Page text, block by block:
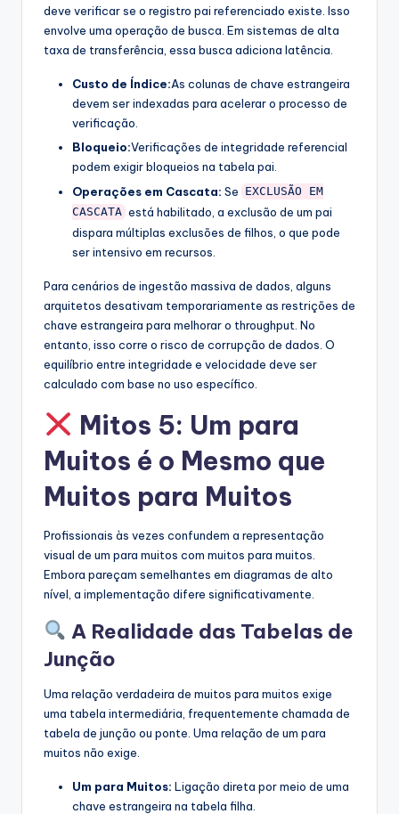
deve verificar se o registro pai referenciado existe. Isso
envolve uma operação de busca. Em sistemas de alta
taxa de transferência, essa busca adiciona latência.
Custo de Índice:As colunas de chave estrangeira
devem ser indexadas para acelerar o processo de
verificação.
Bloqueio:Verificações de integridade referencial
podem exigir bloqueios na tabela pai.
Operações em Cascata: Se EXCLUSÃO EM
CASCATA está habilitado, a exclusão de um pai
dispara múltiplas exclusões de filhos, o que pode
ser intensivo em recursos.
Para cenários de ingestão massiva de dados, alguns
arquitetos desativam temporariamente as restrições de
chave estrangeira para melhorar o throughput. No
entanto, isso corre o risco de corrupção de dados. O
equilíbrio entre integridade e velocidade deve ser
calculado com base no uso específico.
Mitos 5: Um para
Muitos é o Mesmo que
Muitos para Muitos
Profissionais às vezes confundem a representação
visual de um para muitos com muitos para muitos.
Embora pareçam semelhantes em diagramas de alto
nível, a implementação difere significativamente.
A Realidade das Tabelas de
Junção
Uma relação verdadeira de muitos para muitos exige
uma tabela intermediária, frequentemente chamada de
tabela de junção ou ponte. Uma relação de um para
muitos não exige.
Um para Muitos: Ligação direta por meio de uma
chave estrangeira na tabela filha.